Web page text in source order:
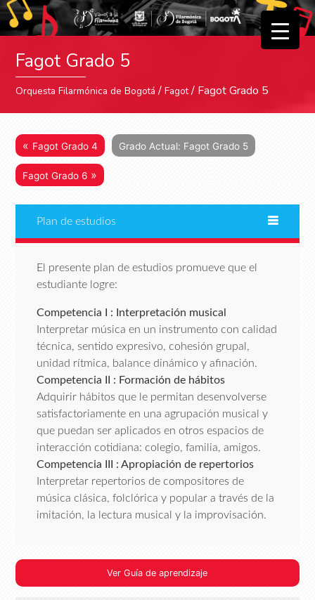
Fagot Grado 5
Orquesta Filarmónica de Bogotá /Fagot/ Fagot Grado 5
« Fagot Grado 4 Grado Actual: Fagot Grado 5
Fagot Grado 6 »
Plan de estudios
El presente plan de estudios promueve que el
estudiante logre:
Competencia I : Interpretación musical
Interpretar música en un instrumento con calidad
técnica, sentido expresivo, cohesión grupal,
unidad rítmica, balance dinámico y afinación.
Competencia II : Formación de hábitos
Adquirir hábitos que le permitan desenvolverse
satisfactoriamente en una agrupación musical y
que puedan ser aplicados en otros espacios de
interacción cotidiana: colegio, familia, amigos.
Competencia III : Apropiación de repertorios
Interpretar repertorios de compositores de
música clásica, folclórica y popular a través de la
imitación, la lectura musical y la improvisación.
Ver Guía de aprendizaje